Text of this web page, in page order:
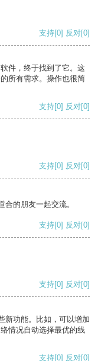
支持[0] 反对[0]
件，终于找到了它。这
所有需求。操作也很简
支持[0] 反对[0]
支持[0] 反对[0]
的朋友一起交流。
支持[0] 反对[0]
支持[0] 反对[0]
新功能。比如，可以增加
情况自动选择最优的线
支持[0] 反对[0]